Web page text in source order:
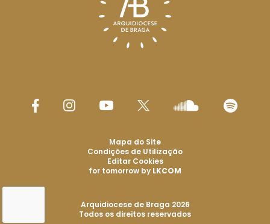
Arquidiocese de Braga 2026
Todos os direitos reservados
Mapa do Site
Condições de Utilização
Editar Cookies
for tomorrow by LKCOM